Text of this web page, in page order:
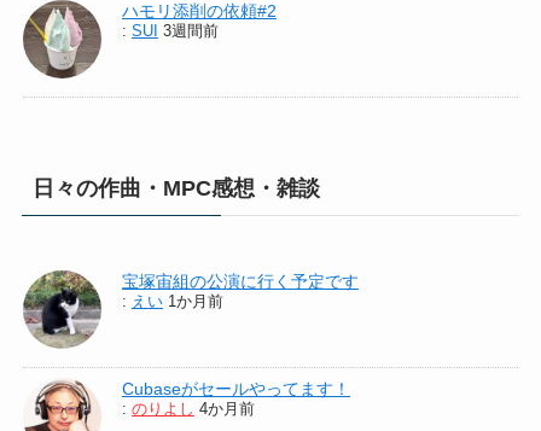
ハモリ添削の依頼#2
: SUI 3週間前
日々の作曲・MPC感想・雑談
宝塚宙組の公演に行く予定です
: えい 1か月前
Cubaseがセールやってます！
: のりよし 4か月前